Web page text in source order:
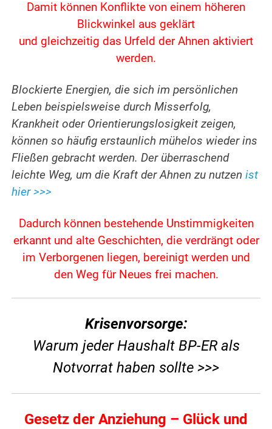
Damit können Konflikte von einem höheren
Blickwinkel aus geklärt
und gleichzeitig das Urfeld der Ahnen aktiviert
werden.
Blockierte Energien, die sich im persönlichen
Leben beispielsweise durch Misserfolg,
Krankheit oder Orientierungslosigkeit zeigen,
können so häufig erstaunlich mühelos wieder ins
Fließen gebracht werden. Der überraschend
leichte Weg, um die Kraft der Ahnen zu nutzenist
hier >>>
Dadurch können bestehende Unstimmigkeiten
erkannt und alte Geschichten, die verdrängt oder
im Verborgenen liegen, bereinigt werdenund
den Weg für Neues frei machen.
Krisenvorsorge:
Warum jeder Haushalt BP-ER als
Notvorrat haben sollte >>>
Gesetz der Anziehung – Glück und